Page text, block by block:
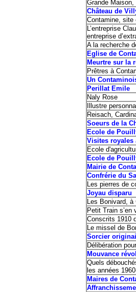
Grande Maison,
Château de
Contamine, site
L’entreprise
entreprise
A la recherche
Eglise de
Meurtre sur
Prêtres à
Un
Perillat Emile
Naly Rose
Illustre
Reisach,
Soeurs de la
Ecole de
Visites royales
Ecole
Ecole de
Mairie de
Confrérie du
Les pierres de
Joyau
Les Bonivard, à
Petit Train s’en
Conscrits 1910
Le missel de
Sorcier
Délibération
Mouvance
Quels
les années
Maires de